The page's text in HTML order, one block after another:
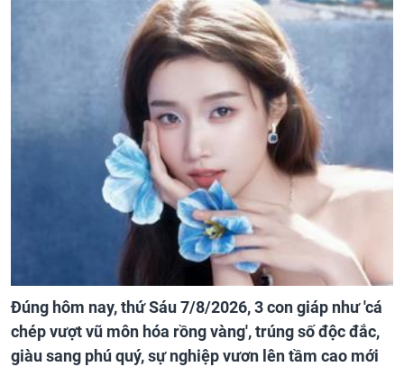
Đúng hôm nay, thứ Sáu 7/8/2026, 3 con giáp như 'cá
chép vượt vũ môn hóa rồng vàng', trúng số độc đắc,
giàu sang phú quý, sự nghiệp vươn lên tầm cao mới